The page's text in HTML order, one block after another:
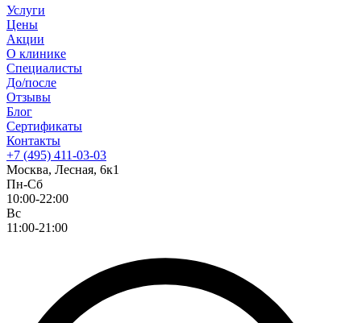
Услуги
Цены
Акции
О клинике
Специалисты
До/после
Отзывы
Блог
Сертификаты
Контакты
+7 (495) 411-03-03
Москва, Лесная, 6к1
Пн-Сб
10:00-22:00
Вс
11:00-21:00